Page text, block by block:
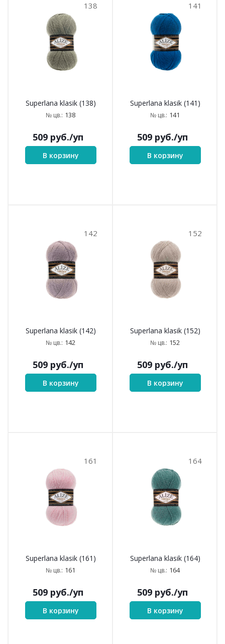
138
Superlana klasik (138)
№ цв.: 138
509 руб./уп
В корзину
141
Superlana klasik (141)
№ цв.: 141
509 руб./уп
В корзину
142
Superlana klasik (142)
№ цв.: 142
509 руб./уп
В корзину
152
Superlana klasik (152)
№ цв.: 152
509 руб./уп
В корзину
161
Superlana klasik (161)
№ цв.: 161
509 руб./уп
В корзину
164
Superlana klasik (164)
№ цв.: 164
509 руб./уп
В корзину